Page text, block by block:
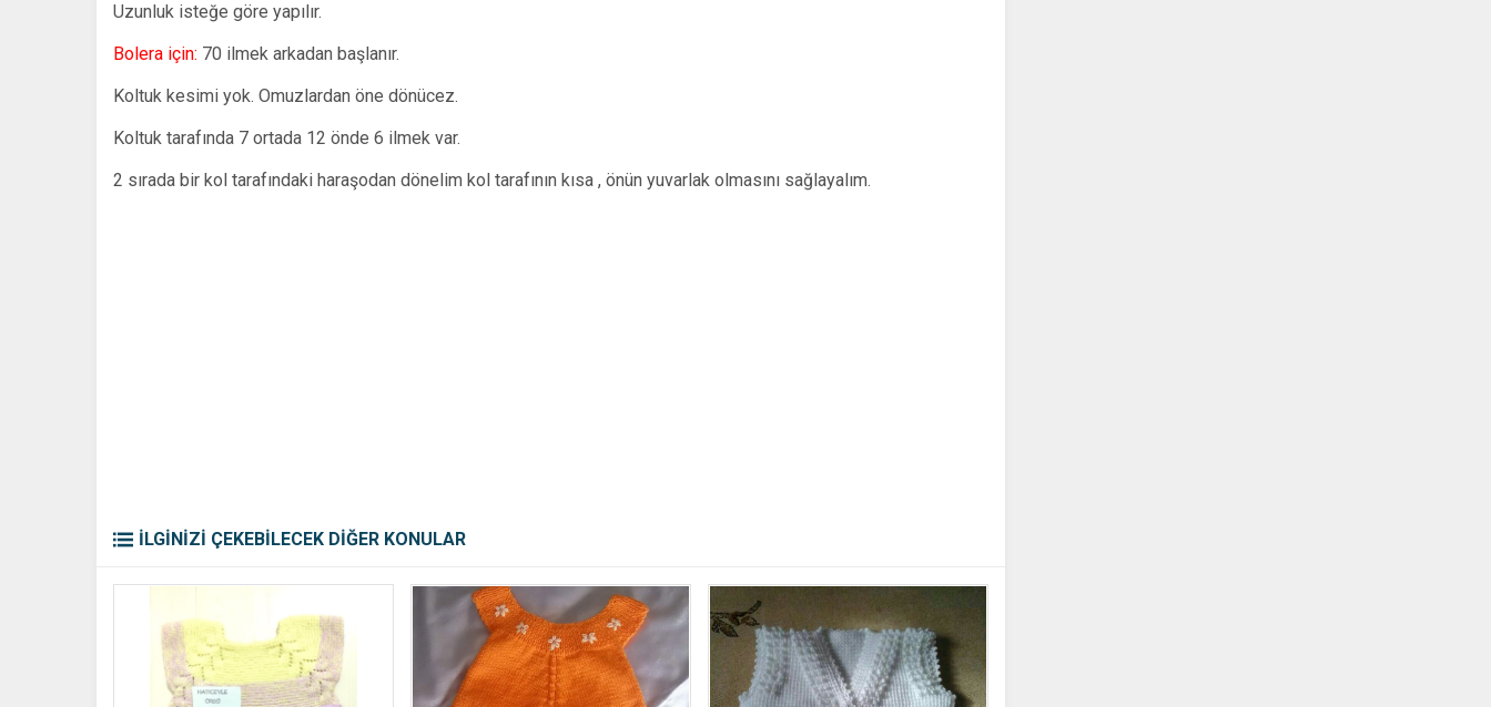
Uzunluk isteğe göre yapılır.
Bolera için: 70 ilmek arkadan başlanır.
Koltuk kesimi yok. Omuzlardan öne dönücez.
Koltuk tarafında 7 ortada 12 önde 6 ilmek var.
2 sırada bir kol tarafındaki haraşodan dönelim kol tarafının kısa , önün yuvarlak olmasını sağlayalım.
İLGİNİZİ ÇEKEBİLECEK DİĞER KONULAR